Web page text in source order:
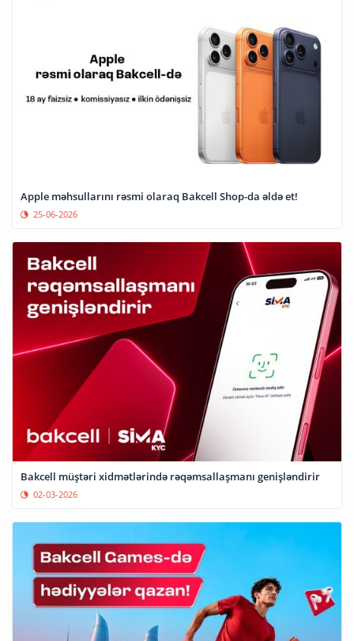
Apple məhsullarını rəsmi olaraq Bakcell Shop-da əldə et!
25-06-2026
Bakcell müştəri xidmətlərində rəqəmsallaşmanı genişləndirir
02-03-2026